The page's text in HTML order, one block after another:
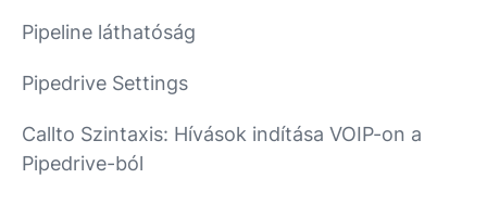
Pipeline láthatóság
Pipedrive Settings
Callto Szintaxis: Hívások indítása VOIP-on a
Pipedrive-ból